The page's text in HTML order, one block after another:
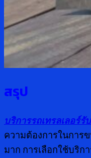
สรุป
บริการรถเทรลเลอร์รั
ความต้องการในกา
มาก การเลือกใช้บริก